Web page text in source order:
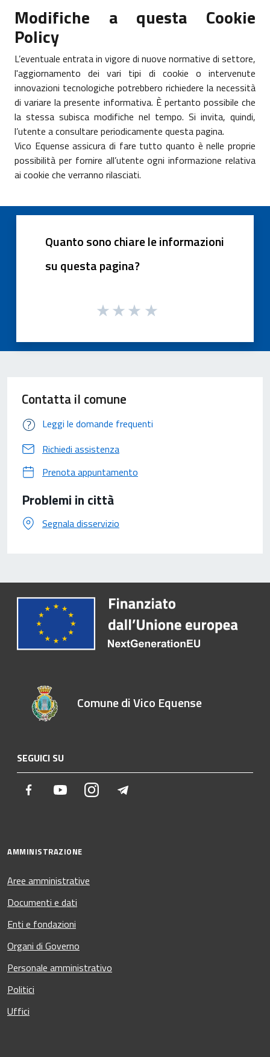
Modifiche a questa Cookie
Policy
L’eventuale entrata in vigore di nuove normative di settore,
l'aggiornamento dei vari tipi di cookie o intervenute
innovazioni tecnologiche potrebbero richiedere la necessità
di variare la presente informativa. È pertanto possibile che
la stessa subisca modifiche nel tempo. Si invita, quindi,
l’utente a consultare periodicamente questa pagina.
Vico Equense assicura di fare tutto quanto è nelle proprie
possibilità per fornire all’utente ogni informazione relativa
ai cookie che verranno rilasciati.
Quanto sono chiare le informazioni
su questa pagina?
Contatta il comune
Leggi le domande frequenti
Richiedi assistenza
Prenota appuntamento
Problemi in città
Segnala disservizio
Comune di Vico Equense
SEGUICI SU
Facebook YoutubeInstagram
AMMINISTRAZIONE
Aree amministrative
Documenti e dati
Enti e fondazioni
Organi di Governo
Personale amministrativo
Politici
Uffici